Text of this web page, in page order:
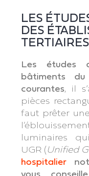
LES
DES
Les études
bâtiments du
courantes, il
pièces
faut prêter
luminaires
UGR (Unified
hospitalier
vous